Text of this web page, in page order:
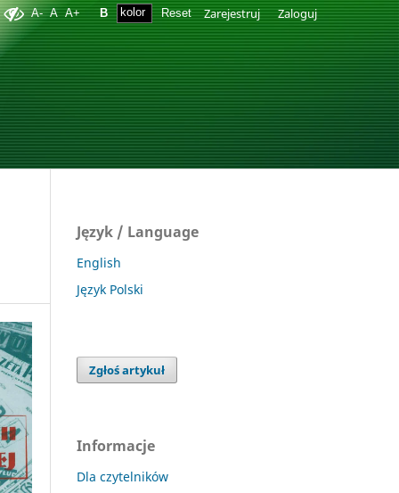
A- A A+ B Reset Zarejestruj Zaloguj
Język / Language
English
Język Polski
Zgłoś artykuł
Informacje
Dla czytelników